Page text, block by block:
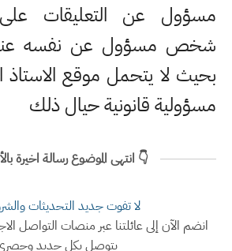
مسؤول عن التعليقات
شخص مسؤول عن نفسه عند
بحيث لا يتحمل موقع
مسؤولية قانونية حيال ذلك
👇 انتهى الموضوع رسالة اخيرة
لا تفوت جديد التحديثات
انضم الآن إلى عائلتنا عبر منصات التواصل
يتوصل بكل جديد